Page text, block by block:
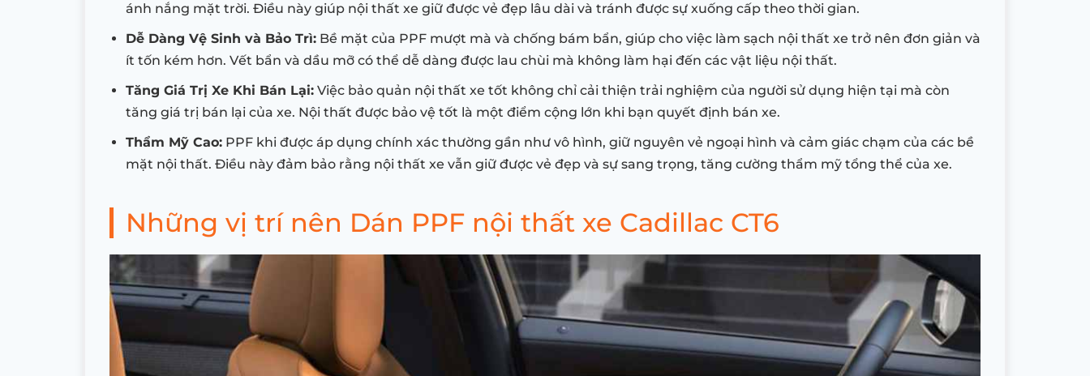
ánh nắng mặt trời. Điều này giúp nội thất xe giữ được vẻ đẹp lâu dài và tránh được sự xuống cấp theo thời gian.
Dễ Dàng Vệ Sinh và Bảo Trì: Bề mặt của PPF mượt mà và chống bám bẩn, giúp cho việc làm sạch nội thất xe trở nên đơn giản và
ít tốn kém hơn. Vết bẩn và dầu mỡ có thể dễ dàng được lau chùi mà không làm hại đến các vật liệu nội thất.
Tăng Giá Trị Xe Khi Bán Lại: Việc bảo quản nội thất xe tốt không chỉ cải thiện trải nghiệm của người sử dụng hiện tại mà còn
tăng giá trị bán lại của xe. Nội thất được bảo vệ tốt là một điểm cộng lớn khi bạn quyết định bán xe.
Thẩm Mỹ Cao: PPF khi được áp dụng chính xác thường gần như vô hình, giữ nguyên vẻ ngoại hình và cảm giác chạm của các bề
mặt nội thất. Điều này đảm bảo rằng nội thất xe vẫn giữ được vẻ đẹp và sự sang trọng, tăng cường thẩm mỹ tổng thể của xe.
Những vị trí nên Dán PPF nội thất xe Cadillac CT6